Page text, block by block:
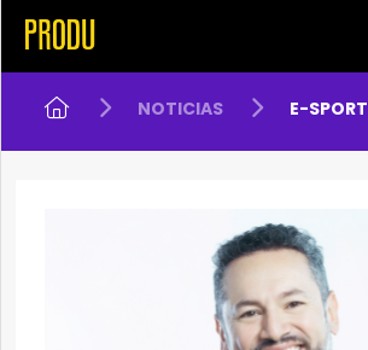
NOTICIAS E-SPORT